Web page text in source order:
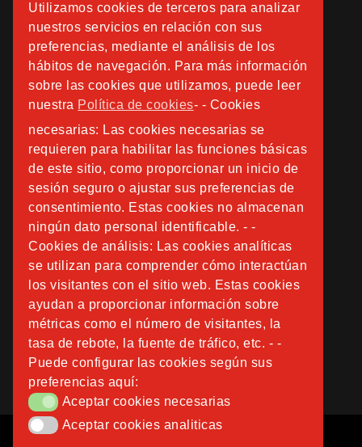
Utilizamos cookies de terceros para analizar
nuestros servicios en relación con sus
preferencias, mediante el análisis de los
hábitos de navegación. Para más información
sobre las cookies que utilizamos, puede leer
nuestra Política de cookies- - Cookies
necesarias: Las cookies necesarias se
requieren para habilitar las funciones básicas
de este sitio, como proporcionar un inicio de
sesión seguro o ajustar sus preferencias de
consentimiento. Estas cookies no almacenan
ningún dato personal identificable. - -
Cookies de análisis: Las cookies analíticas
se utilizan para comprender cómo interactúan
los visitantes con el sitio web. Estas cookies
ayudan a proporcionar información sobre
métricas como el número de visitantes, la
tasa de rebote, la fuente de tráfico, etc. - -
Puede configurar las cookies según sus
preferencias aquí:
Aceptar cookies necesarias
Aceptar cookies necesarias
Aceptar cookies analiticas
Aceptar cookies analiticas